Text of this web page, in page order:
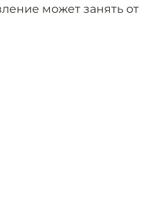
может занять от